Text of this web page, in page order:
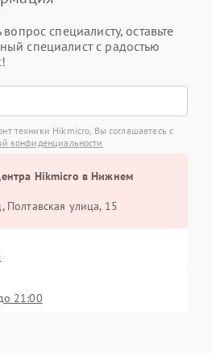
специалисту, оставьте
специалист с радостью
техники Hikmicro, Вы соглашаетесь с
конфиденциальности
Hikmicro в Нижнем
Полтавская улица, 15
21:00